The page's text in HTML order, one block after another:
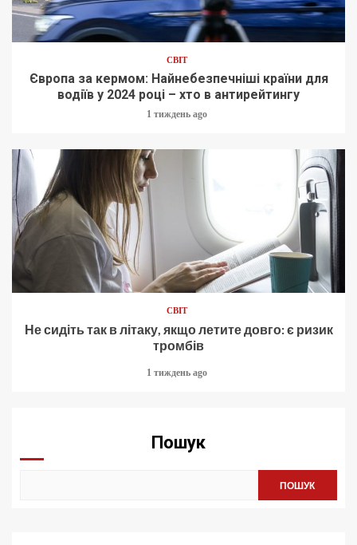
СВІТ
Європа за кермом: Найнебезпечніші країни для
водіїв у 2024 році – хто в антирейтингу
1 тиждень ago
СВІТ
Не сидіть так в літаку, якщо летите довго: є ризик
тромбів
1 тиждень ago
Пошук
ПОШУК